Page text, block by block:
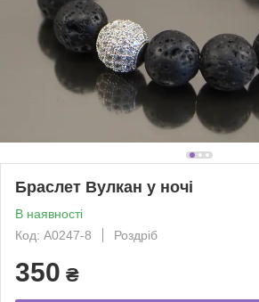
Браслет Вулкан у ночі
В наявності
Код: A0247-8
Роздріб
350 ₴